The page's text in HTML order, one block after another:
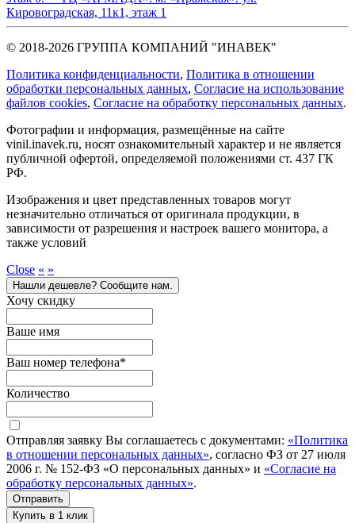
Кировоградская, 11к1, этаж 1
© 2018-2026 ГРУППА КОМПАНИЙ "ИНАВЕК"
Политика конфиденциальности, Политика в отношении
обработки персональных данных, Cогласие на использование
файлов cookies, Согласие на обработку персональных данных.
Фотографии и информация, размещённые на сайте
vinil.inavek.ru, носят ознакомительный характер и не является
публичной офертой, определяемой положениями ст. 437 ГК
РФ.
Изображения и цвет представленных товаров могут
незначительно отличаться от оригинала продукции, в
зависимости от разрешения и настроек вашего монитора, а
также условий
Close « »
Нашли дешевле? Сообщите нам.
Хочу скидку
Ваше имя
Ваш номер телефона*
Количество
Отправляя заявку Вы соглашаетесь с документами: «Политика
в отношении персональных данных», согласно ФЗ от 27 июля
2006 г. № 152-ФЗ «О персональных данных» и «Согласие на
обработку персональных данных».
Отправить
Купить в 1 клик